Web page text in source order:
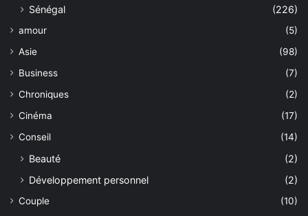
Sénégal
(226)
amour
(5)
Asie
(98)
Business
(7)
Chroniques
(2)
Cinéma
(17)
Conseil
(14)
Beauté
(2)
Développement personnel
(2)
Couple
(10)